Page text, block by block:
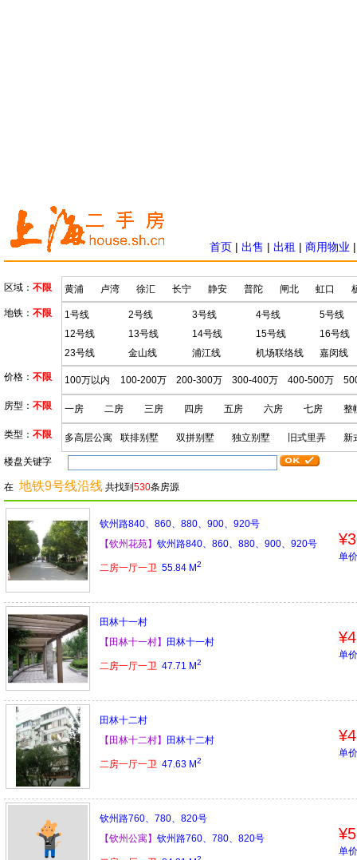
首页 | 出售 | 出租 | 商用物业
区域： 不限 黄浦 卢湾 徐汇 长宁 静安 普陀 闸北 虹口
地铁： 不限 1号线 2号线 3号线 4号线
5号线
12号线
13号线 14号线 15号线
16号线
23号线
金山线 浦江线 机场联络线 嘉闵线
价格： 不限 100万以内 100-200万 200-300万 300-400万 400-500万
房型： 不限 一房 二房 三房 四房 五房 六房 七房 整
类型： 不限 多高层公寓 联排别墅 双拼别墅 独立别墅 旧式里弄 新
楼盘关键字